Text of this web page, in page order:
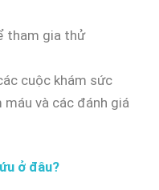
tham gia thử
cuộc khám sức
máu và các đánh giá
ở đâu?